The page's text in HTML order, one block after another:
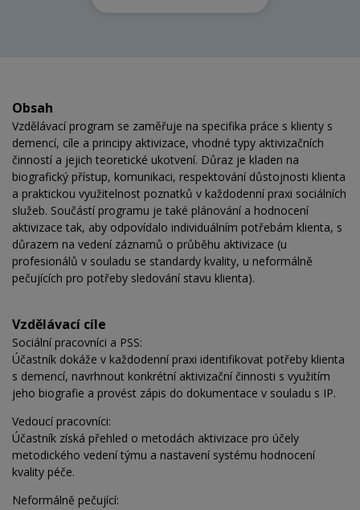
Obsah
Vzdělávací program se zaměřuje na specifika práce s klienty s
demencí, cíle a principy aktivizace, vhodné typy aktivizačních
činností a jejich teoretické ukotvení. Důraz je kladen na
biografický přístup, komunikaci, respektování důstojnosti klienta
a praktickou využitelnost poznatků v každodenní praxi sociálních
služeb. Součástí programu je také plánování a hodnocení
aktivizace tak, aby odpovídalo individuálním potřebám klienta, s
důrazem na vedení záznamů o průběhu aktivizace (u
profesionálů v souladu se standardy kvality, u neformálně
pečujících pro potřeby sledování stavu klienta).
Vzdělávací cíle
Sociální pracovníci a PSS:
Účastník dokáže v každodenní praxi identifikovat potřeby klienta
s demencí, navrhnout konkrétní aktivizační činnosti s využitím
jeho biografie a provést zápis do dokumentace v souladu s IP.
Vedoucí pracovníci:
Účastník získá přehled o metodách aktivizace pro účely
metodického vedení týmu a nastavení systému hodnocení
kvality péče.
Neformálně pečující: